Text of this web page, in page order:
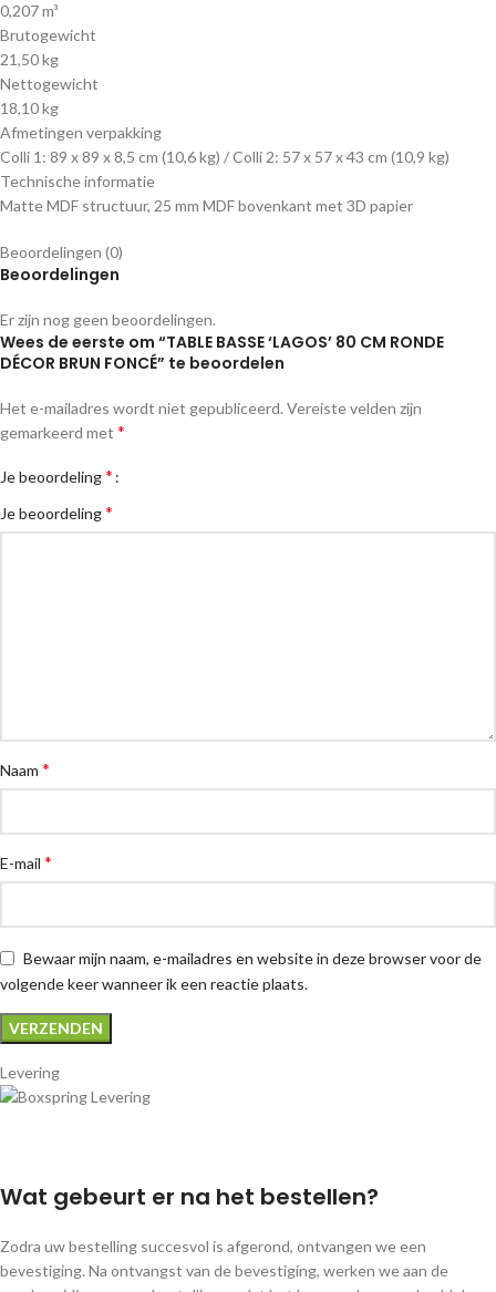
0,207 m³
Brutogewicht
21,50 kg
Nettogewicht
18,10 kg
Afmetingen verpakking
Colli 1: 89 x 89 x 8,5 cm (10,6 kg) / Colli 2: 57 x 57 x 43 cm (10,9 kg)
Technische informatie
Matte MDF structuur, 25 mm MDF bovenkant met 3D papier
Beoordelingen (0)
Beoordelingen
Er zijn nog geen beoordelingen.
Wees de eerste om “TABLE BASSE ‘LAGOS’ 80 CM RONDE
DÉCOR BRUN FONCÉ” te beoordelen
Het e-mailadres wordt niet gepubliceerd.Vereiste velden zijn
gemarkeerd met *
Je beoordeling*
Je beoordeling*
Naam *
E-mail *
Bewaar mijn naam, e-mailadres en website in deze browser voor de
volgende keer wanneer ik een reactie plaats.
Levering
Wat gebeurt er na het bestellen?
Zodra uw bestelling succesvol is afgerond, ontvangen we een
bevestiging. Na ontvangst van de bevestiging, werken we aan de